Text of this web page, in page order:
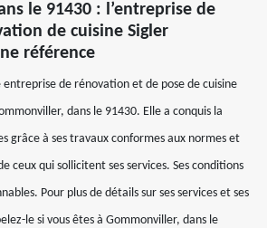
le 91430 : l’entreprise de
de cuisine Sigler
référence
de rénovation et de pose de cuisine
dans le 91430. Elle a conquis la
grâce à ses travaux conformes aux normes et
ceux qui sollicitent ses services. Ses conditions
Pour plus de détails sur ses services et ses
le si vous êtes à Gommonviller, dans le